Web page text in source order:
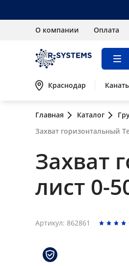
О компании Оплата
Краснодар
Главная Каталог
Захват горизонтальный
Захват
лист 0-
Артикул: 862861